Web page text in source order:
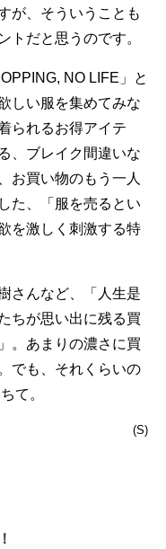
が、そういうことも
トだと思うのです。
NO LIFE」と
しい服を集めてみな
られるお得アイテ
、ブレイク間違いな
お買い物のもう一人
た、「服を売るとい
を激しく刺激する特
さんなど、「人生是
ちが思い出に残る買
。あまりの濃さに買
でも、それくらいの
て。
(S)